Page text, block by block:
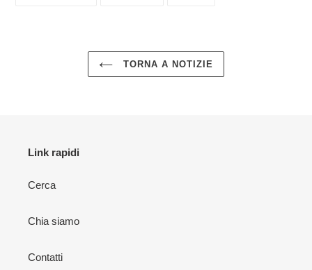
TORNA A NOTIZIE
Link rapidi
Cerca
Chia siamo
Contatti